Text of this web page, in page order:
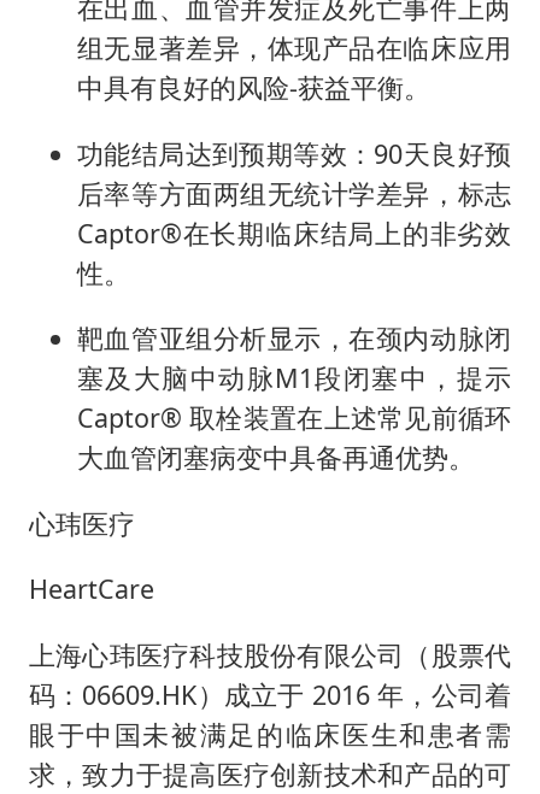
在出血、血管并发症及死亡事件上两
组无显著差异，体现产品在临床应用
中具有良好的风险-获益平衡。
功能结局达到预期等效：90天良好预
后率等方面两组无统计学差异，标志
Captor®在长期临床结局上的非劣效
性。
靶血管亚组分析显示，在颈内动脉闭
塞及大脑中动脉M1段闭塞中，提示
Captor® 取栓装置在上述常见前循环
大血管闭塞病变中具备再通优势。
心玮医疗
HeartCare
上海心玮医疗科技股份有限公司（股票代
码：06609.HK）成立于 2016 年，公司着
眼于中国未被满足的临床医生和患者需
求，致力于提高医疗创新技术和产品的可